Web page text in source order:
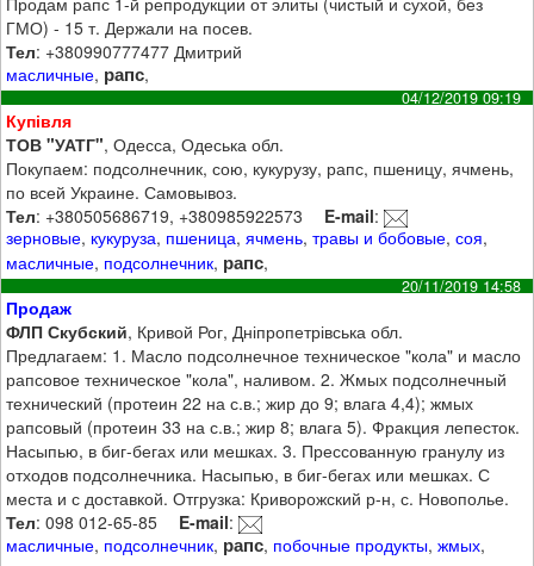
ГМО) - 15 т. Держали на посев.
Тел: +380990777477 Дмитрий
масличные, рапс,
04/12/2019 09:19
Купівля
ТОВ "УАТГ", Одесса, Одеська обл.
Покупаем: подсолнечник, сою, кукурузу, рапс, пшеницу, ячмень,
по всей Украине. Самовывоз.
Тел: +380505686719, +380985922573 E-mail:
зерновые, кукуруза, пшеница,ячмень,травы и бобовые,соя,
масличные, подсолнечник, рапс,
20/11/2019 14:58
Продаж
ФЛП Скубский, Кривой Рог, Дніпропетрівська обл.
Предлагаем: 1. Масло подсолнечное техническое "кола" и масло
рапсовое техническое "кола", наливом. 2. Жмых подсолнечный
технический (протеин 22 на с.в.; жир до 9; влага 4,4); жмых
рапсовый (протеин 33 на с.в.; жир 8; влага 5). Фракция лепесток.
Насыпью, в биг-бегах или мешках. 3. Прессованную гранулу из
отходов подсолнечника. Насыпью, в биг-бегах или мешках. С
места и с доставкой. Отгрузка: Криворожский р-н, с. Новополье.
Тел: 098 012-65-85 E-mail:
масличные, подсолнечник, рапс, побочные продукты,жмых,